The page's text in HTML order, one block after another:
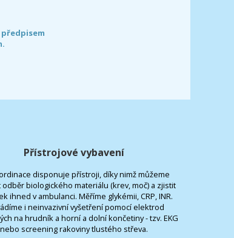
Přístrojové vybavení
disponuje přístroji, díky nimž můžeme
biologického materiálu (krev, moč) a zjistit
ihned v ambulanci. Měříme glykémii, CRP, INR.
i neinvazivní vyšetření pomocí elektrod
na hrudník a horní a dolní končetiny - tzv. EKG
nebo screening rakoviny tlustého střeva.